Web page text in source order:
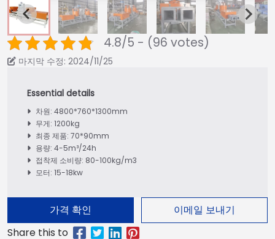
4.8/5 - (96 votes)
마지막 수정: 2024/11/25
차원: 4800*760*1300mm
무게: 1200kg
최종 제품: 70*90mm
용량: 4-5m³/24h
접착제 소비량: 80-100kg/m3
모터: 15-18kw
가격 확인 이메일 보내기